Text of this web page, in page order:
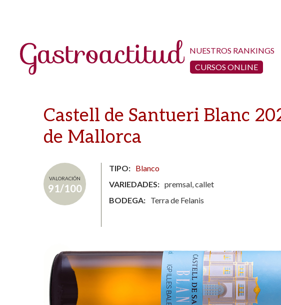
NUESTROS RANKINGS
CURSOS ONLINE
Castell de Santueri Blanc
de Mallorca
VALORACIÓN
91/100
TIPO
Blanco
VARIEDADES
premsal, callet
BODEGA
Terra de Felanis